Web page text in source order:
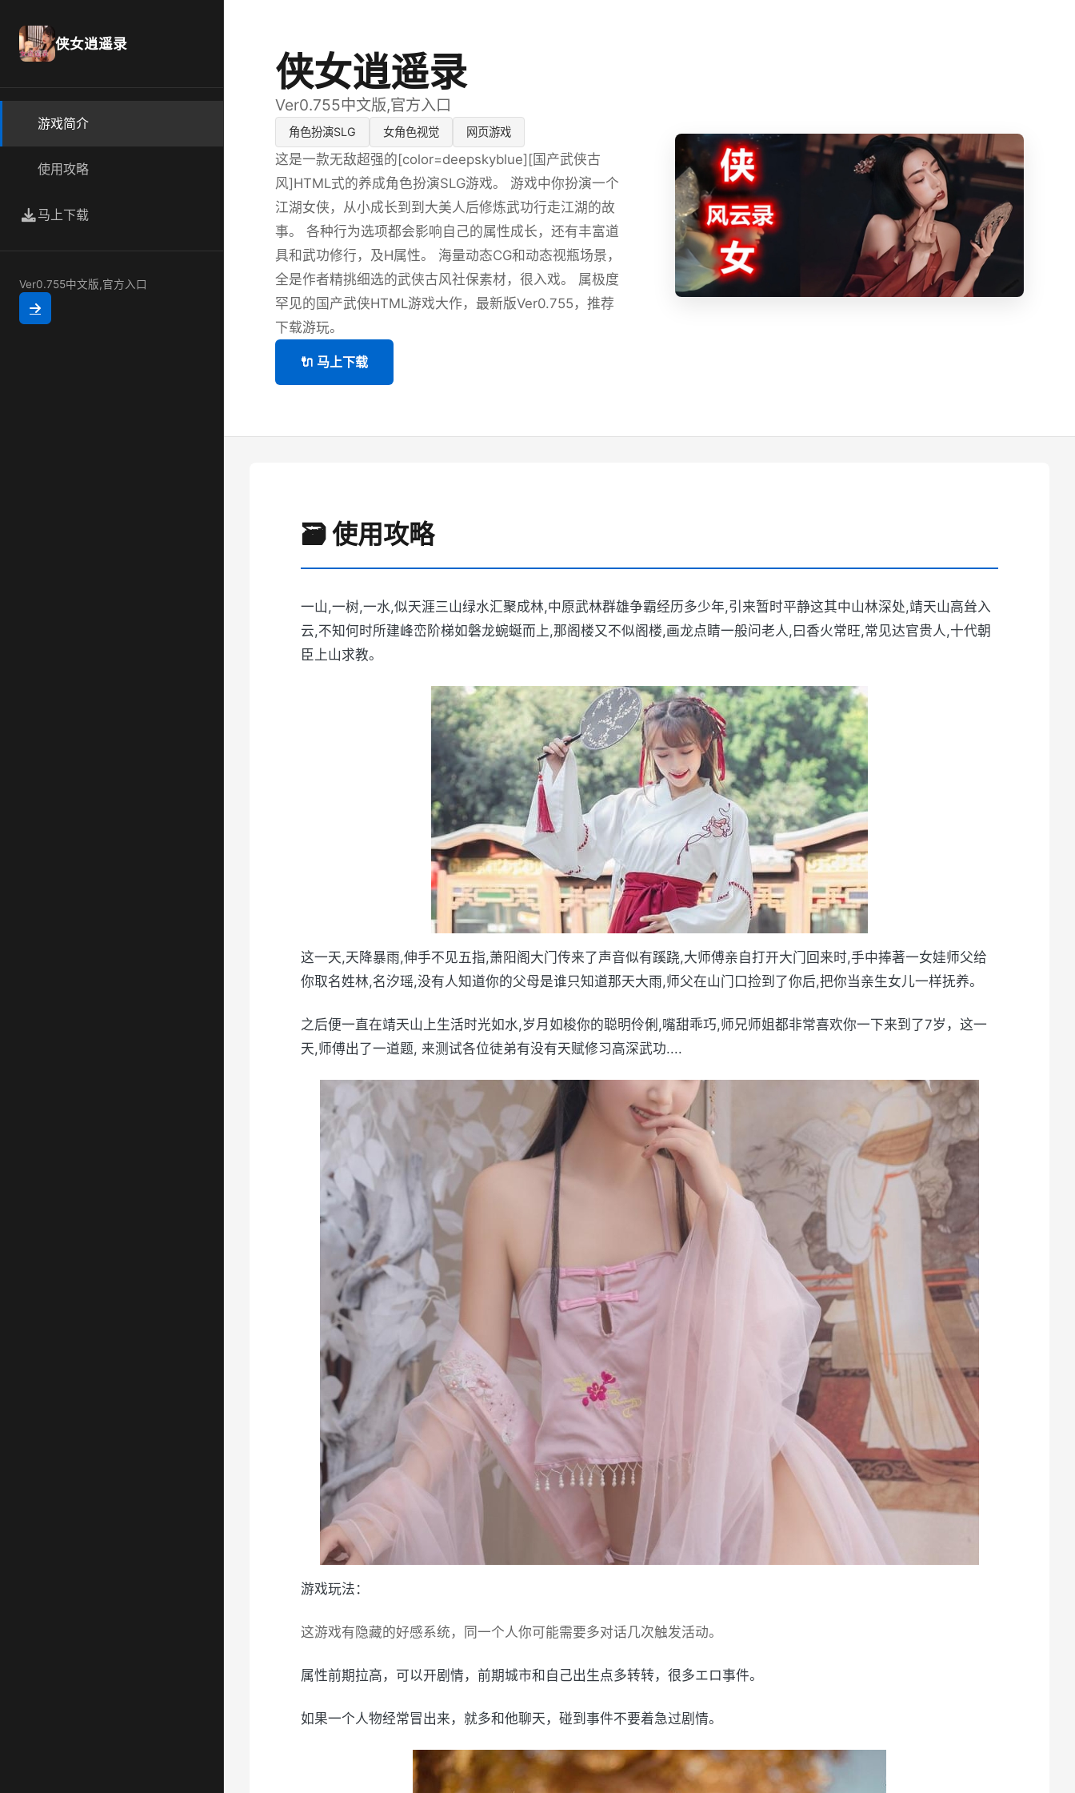
侠女逍遥录
游戏简介
使用攻略
马上下载
Ver0.755中文版,官方入口
侠女逍遥录
Ver0.755中文版,官方入口
角色扮演SLG 女角色视觉 网页游戏
这是一款无敌超强的[color=deepskyblue][国产武侠古
风]HTML式的养成角色扮演SLG游戏。 游戏中你扮演一个
江湖女侠，从小成长到到大美人后修炼武功行走江湖的故
事。 各种行为选项都会影响自己的属性成长，还有丰富道
具和武功修行，及H属性。 海量动态CG和动态视瓶场景，
全是作者精挑细选的武侠古风社保素材，很入戏。 属极度
罕见的国产武侠HTML游戏大作，最新版Ver0.755，推荐
下载游玩。
🔌 马上下载
🗃️ 使用攻略
一山,一树,一水,似天涯三山绿水汇聚成林,中原武林群雄争霸经历多少年,引来暂时平静这其中山林深处,靖天山高耸入
云,不知何时所建峰峦阶梯如磐龙蜿蜒而上,那阁楼又不似阁楼,画龙点睛一般问老人,曰香火常旺,常见达官贵人,十代朝
臣上山求教。
这一天,天降暴雨,伸手不见五指,萧阳阁大门传来了声音似有蹊跷,大师傅亲自打开大门回来时,手中捧著一女娃师父给
你取名姓林,名汐瑶,没有人知道你的父母是谁只知道那天大雨,师父在山门口捡到了你后,把你当亲生女儿一样抚养。
之后便一直在靖天山上生活时光如水,岁月如梭你的聪明伶俐,嘴甜乖巧,师兄师姐都非常喜欢你一下来到了7岁，这一
天,师傅出了一道题, 来测试各位徒弟有没有天赋修习高深武功....
游戏玩法：
这游戏有隐藏的好感系统，同一个人你可能需要多对话几次触发活动。
属性前期拉高，可以开剧情，前期城市和自己出生点多转转，很多エロ事件。
如果一个人物经常冒出来，就多和他聊天，碰到事件不要着急过剧情。